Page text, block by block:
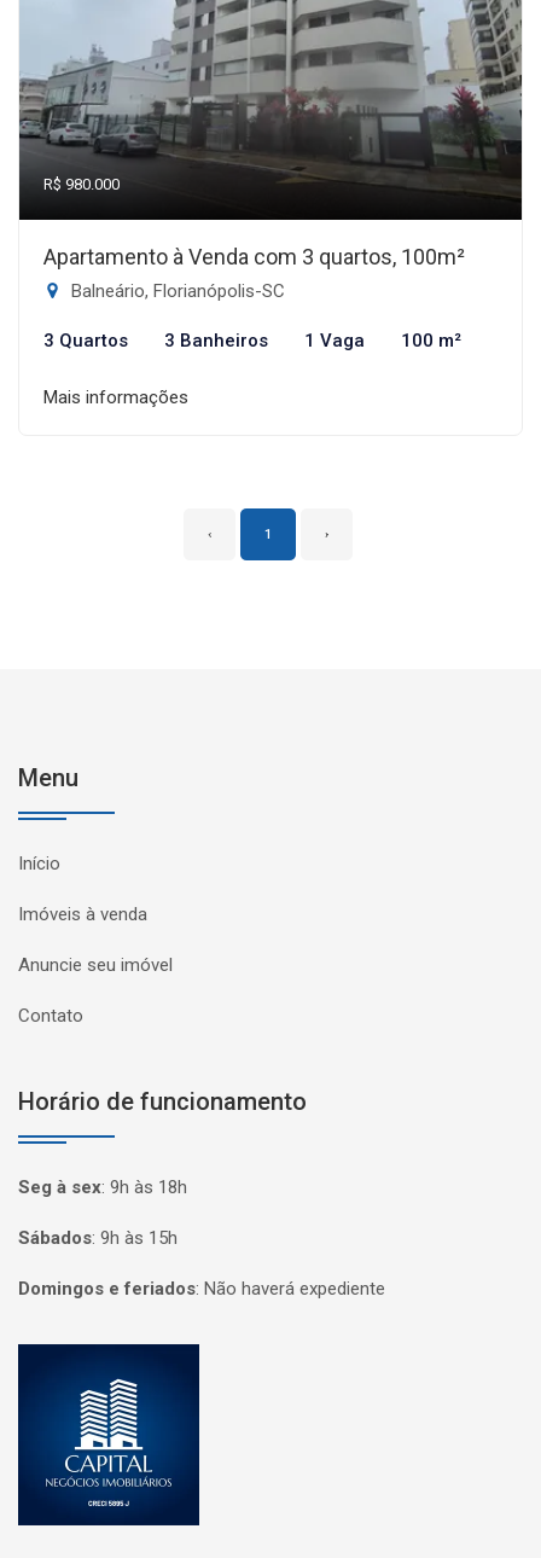
R$ 980.000
Apartamento à Venda com 3 quartos, 100m²
Balneário, Florianópolis-SC
3 Quartos 3 Banheiros 1 Vaga 100 m²
Mais informações
‹ 1 ›
Menu
Início
Imóveis à venda
Anuncie seu imóvel
Contato
Horário de funcionamento
Seg à sex: 9h às 18h
Sábados: 9h às 15h
Domingos e feriados: Não haverá expediente